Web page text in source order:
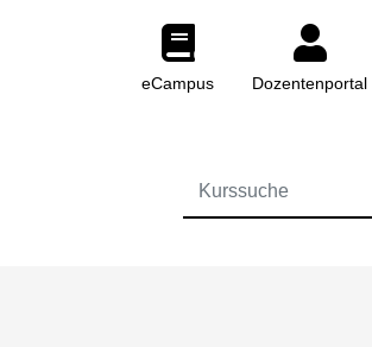
eCampus Dozentenportal